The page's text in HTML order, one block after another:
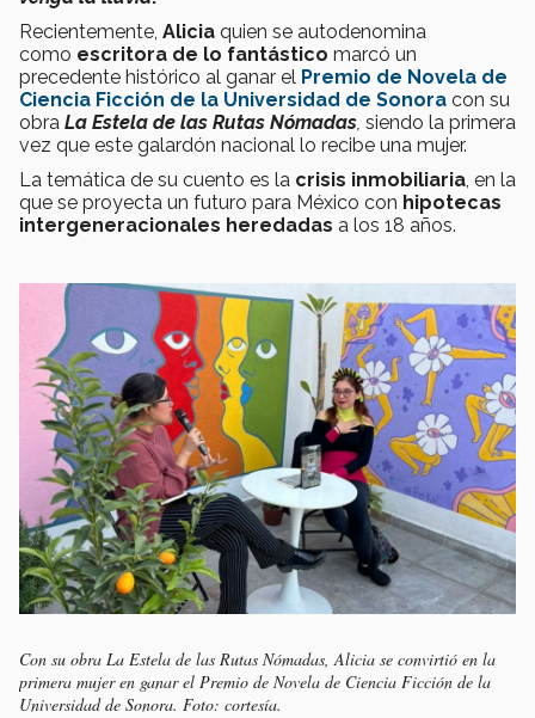
Recientemente, Alicia quien se autodenomina
como escritora de lo fantástico marcó un
precedente histórico al ganar el Premio de Novela de
Ciencia Ficción de la Universidad de Sonora con su
obra La Estela de las Rutas Nómadas siendo la primera
vez que este galardón nacional lo recibe una mujer.
La temática de su cuento es la crisis inmobiliaria , en la
que se proyecta un futuro para México con hipotecas
intergeneracionales heredadas a los 18 años.
Con su obra La Estela de las Rutas Nómadas, Alicia se convirtió en la
primera mujer en ganar el Premio de Novela de Ciencia Ficción de la
Universidad de Sonora. Foto: cortesía.